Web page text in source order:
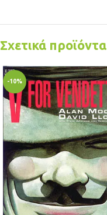
Σχετικά προϊόντα
-10%